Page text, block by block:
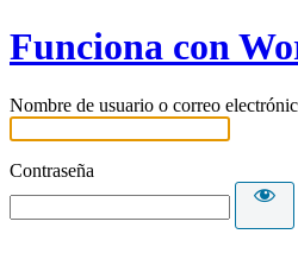
Funciona con
Nombre de usuario o correo
Contraseña